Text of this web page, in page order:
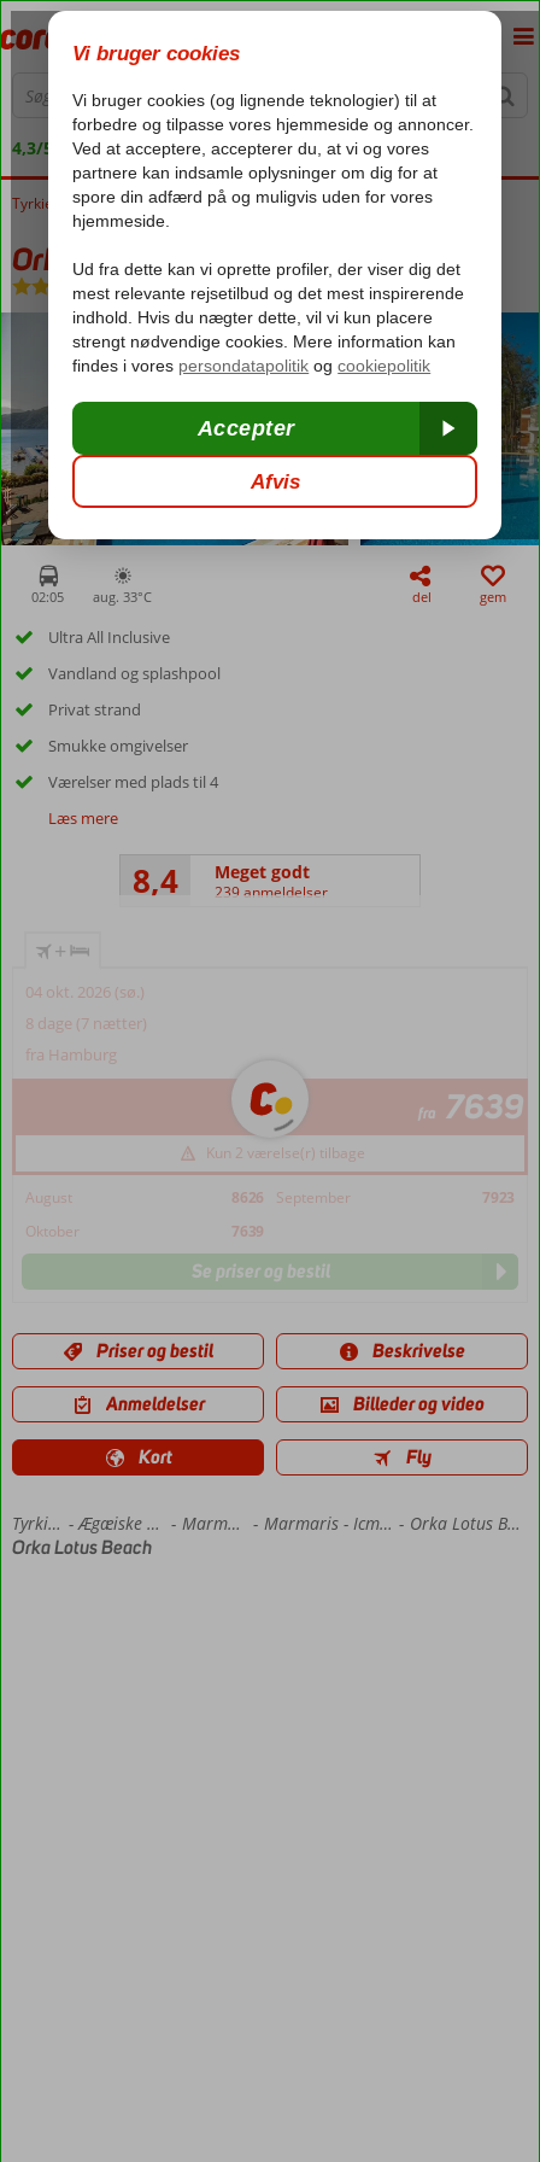
4,3/5 på Trustpilot
Forside
Tyrkiet Ægæiske kyst Marmaris Marmaris - Icmeler Orka Lotus Beach
Orka Lotus Beach
Ultra All Inclusive- Hotel
02:05 aug. 33°C del gem
Ultra All Inclusive
Vandland og splashpool
Privat strand
Smukke omgivelser
Værelser med plads til 4
Læs mere
8,4 Meget godt
239 anmeldelser
+
04 okt. 2026 (sø.)
8 dage (7 nætter)
fra Hamburg
fra 7639
Kun 2 værelse(r) tilbage
August 8626 September
7923
Oktober
7639
Se priser og bestil
Priser og bestil Beskrivelse
Anmeldelser Billeder og video
Kort Fly
Forside Tyrkiet Ægæiske kyst Marmaris Marmaris - Icmeler
Orka Lotus Beach
Orka Lotus Beach